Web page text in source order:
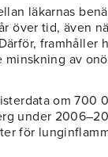
läkarnas
över tid, även
framhåller
av
om 700
under
för